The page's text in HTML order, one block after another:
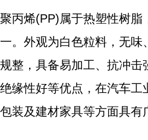
聚丙烯(PP)属于热塑性树脂
一。外观为白色粒料，无味
规整，具备易加工、抗冲击
绝缘性好等优点，在汽车工
包装及建材家具等方面具有